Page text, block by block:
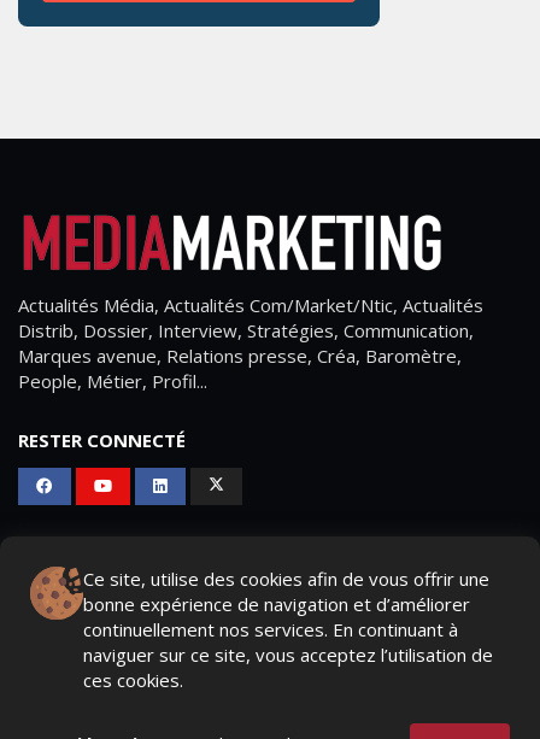
Ce site, utilise des cookies afin de vous offrir une
bonne expérience de navigation et d’améliorer
continuellement nos services. En continuant à
naviguer sur ce site, vous acceptez l’utilisation de
ces cookies.
Actualités Média, Actualités Com/Market/Ntic, Actualités
Distrib, Dossier, Interview, Stratégies, Communication,
Marques avenue, Relations presse, Créa, Baromètre,
People, Métier, Profil...
RESTER CONNECTÉ
- Page d'accueil
- Qui sommes-nous ?
- Contactez-nous